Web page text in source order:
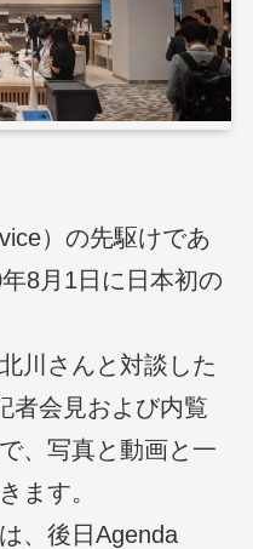
）の先駆けであ
8月1日に日本初の
川さんと対談した
者会見および内覧
、写真と動画と一
ます。
、後日Agenda